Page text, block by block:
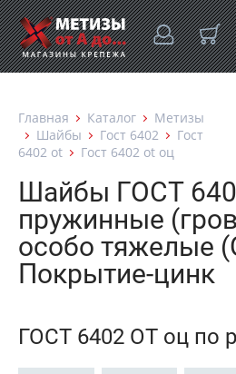
Главная Каталог
Метизы
Шайбы
Гост 6402
Гост
6402 оt
Гост 6402 оt оц
Шайбы ГОСТ
пружинные
особо тяжелые
Покрытие-цинк
ГОСТ 6402 ОT оц по